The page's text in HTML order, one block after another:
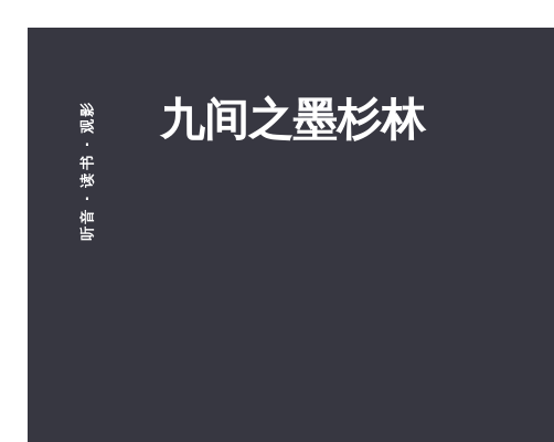
听音 · 读书 · 观影 九间之墨杉林